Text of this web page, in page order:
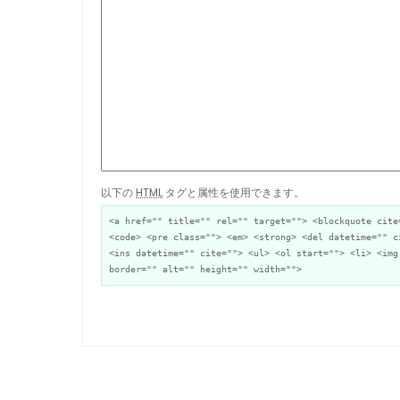
以下の HTML タグと属性を使用できます。
<a href="" title="" rel="" target=""> <blockquote
<code> <pre class=""> <em> <strong> <del datetime=""
<ins datetime="" cite=""> <ul> <ol start=""> <li>
border="" alt="" height="" width="">